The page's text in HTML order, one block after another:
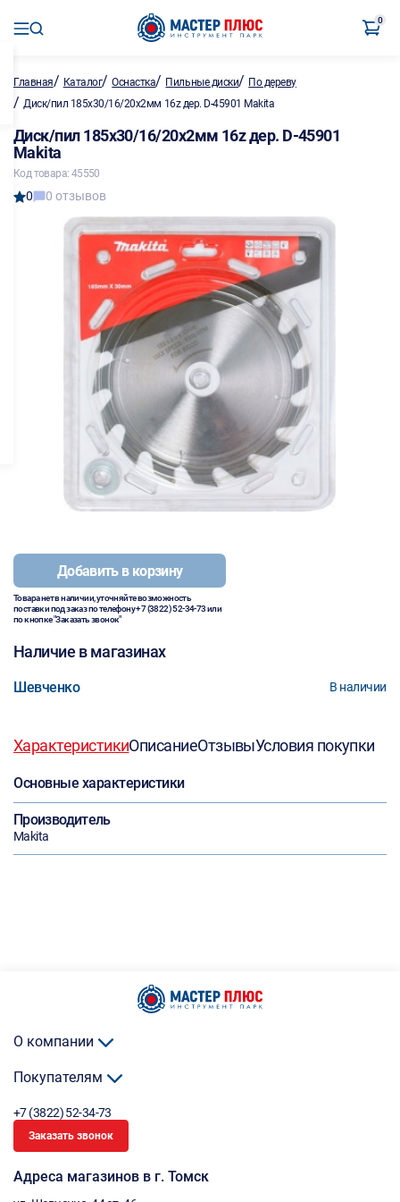
0
Главная/ Каталог/Оснастка/ Пильные диски/ По дереву
/ Диск/пил 185х30/16/20х2мм 16z дер. D-45901 Makita
Диск/пил 185х30/16/20х2мм 16z дер. D-45901
Makita
Код товара: 45550
0 0 отзывов
Добавить в корзину
Товара нет в наличии, уточняйте возможность
поставки под заказ по телефону+7 (3822) 52-34-73или
по кнопке "Заказать звонок"
Наличие в магазинах
Шевченко В наличии
ХарактеристикиОписаниеОтзывыУсловия покупки
Основные характеристики
Производитель
Makita
О компании
Покупателям
+7 (3822) 52-34-73
Заказать звонок
Адреса магазинов в г. Томск